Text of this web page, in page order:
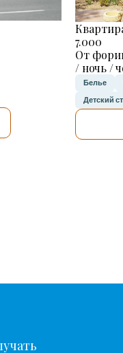
7.000
От
/ ночь /
Белье
Детский